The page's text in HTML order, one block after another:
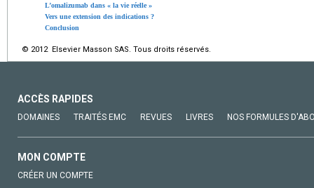
L’omalizumab dans « la vie réelle »
Vers une extension des indications ?
Conclusion
© 2012 Elsevier Masson SAS. Tous droits réservés.
ACCÈS RAPIDES
DOMAINES TRAITÉS EMC REVUES LIVRES NOS FORMULES
MON COMPTE
CRÉER UN COMPTE